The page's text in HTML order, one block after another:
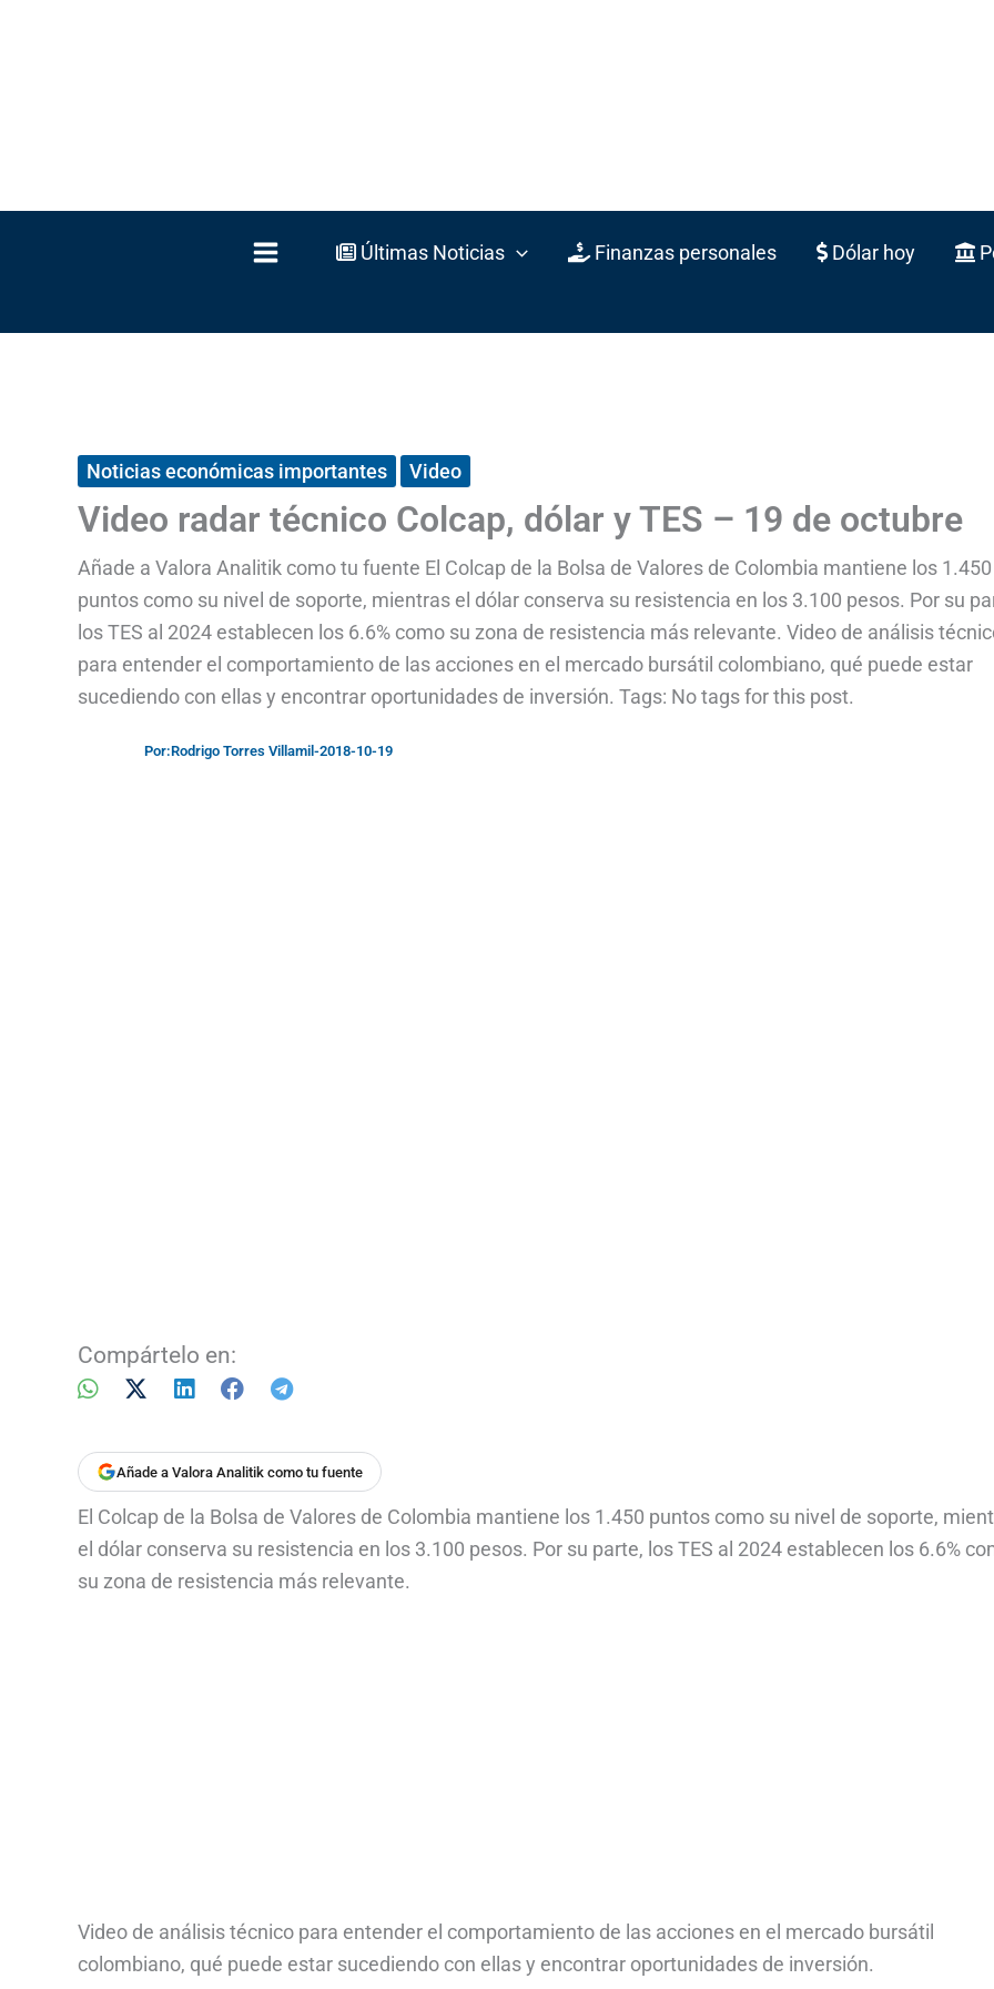
Últimas Noticias Finanzas personales Dólar hoy
Noticias económicas importantes Video
Video radar técnico Colcap, dólar y TES – 19 de octubre
Añade a Valora Analitik como tu fuente El Colcap de la Bolsa de Valores de Colombia mantiene los 1.450
puntos como su nivel de soporte, mientras el dólar conserva su resistencia en los 3.100 pesos. Por su
los TES al 2024 establecen los 6.6% como su zona de resistencia más relevante. Video de análisis
para entender el comportamiento de las acciones en el mercado bursátil colombiano, qué puede estar
sucediendo con ellas y encontrar oportunidades de inversión. Tags: No tags for this post.
Por:Rodrigo Torres Villamil -2018-10-19
Compártelo en:
Añade a Valora Analitik como tu fuente
El Colcap de la Bolsa de Valores de Colombia mantiene los 1.450 puntos como su nivel de soporte,
el dólar conserva su resistencia en los 3.100 pesos. Por su parte, los TES al 2024 establecen los 6.6%
su zona de resistencia más relevante.
Video de análisis técnico para entender el comportamiento de las acciones en el mercado bursátil
colombiano, qué puede estar sucediendo con ellas y encontrar oportunidades de inversión.